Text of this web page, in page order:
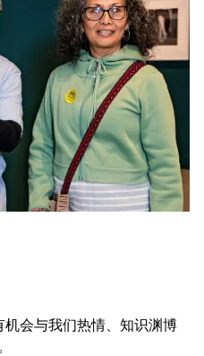
会与我们热情、知识渊博